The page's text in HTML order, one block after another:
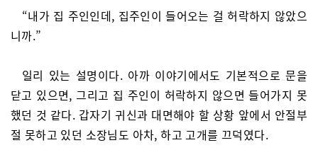
“내가 집 주인인데, 집주인이 들어오는 걸 허락하지 않았으
니까.”
일리 있는 설명이다. 아까 이야기에서도 기본적으로 문을
닫고 있으면, 그리고 집 주인이 허락하지 않으면 들어가지 못
했던 것 같다. 갑자기 귀신과 대면해야 할 상황 앞에서 안절부
절 못하고 있던 소장님도 아차, 하고 고개를 끄덕였다.